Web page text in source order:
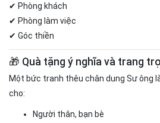
✔ Phòng khách
✔ Phòng làm việc
✔ Góc thiền
🎁 Quà tặng ý nghĩa và trang
Một bức tranh thêu chân dung Sư ông
cho:
Người thân, bạn bè